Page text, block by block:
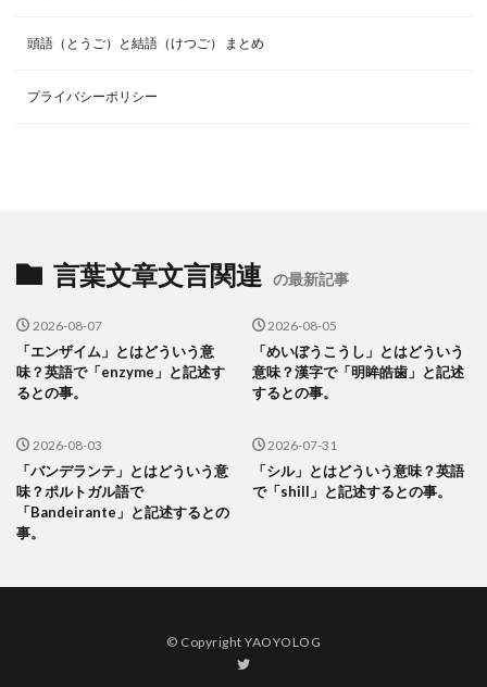
頭語（とうご）と結語（けつご） まとめ
プライバシーポリシー
言葉文章文言関連 の最新記事
2026-08-07
「エンザイム」とはどういう意
味？英語で「enzyme」と記述す
るとの事。
2026-08-05
「めいぼうこうし」とはどういう
意味？漢字で「明眸皓歯」と記述
するとの事。
2026-08-03
「バンデランテ」とはどういう意
味？ポルトガル語で
「Bandeirante」と記述するとの
事。
2026-07-31
「シル」とはどういう意味？英語
で「shill」と記述するとの事。
© Copyright YAOYOLOG